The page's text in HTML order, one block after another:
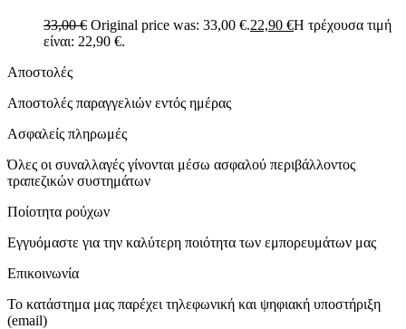
33,00€ Original price was: 33,00 €.22,90 €Η τρέχουσα τιμή
είναι: 22,90 €.
Αποστολές
Αποστολές παραγγελιών εντός ημέρας
Ασφαλείς πληρωμές
Όλες οι συναλλαγές γίνονται μέσω ασφαλού περιβάλλοντος
τραπεζικών συστημάτων
Ποίοτητα ρούχων
Εγγυόμαστε για την καλύτερη ποιότητα των εμπορευμάτων μας
Επικοινωνία
Το κατάστημα μας παρέχει τηλεφωνική και ψηφιακή υποστήριξη
(email)